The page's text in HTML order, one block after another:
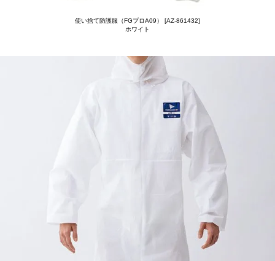
使い捨て防護服（FGプロA09） [AZ-861432]
ホワイト